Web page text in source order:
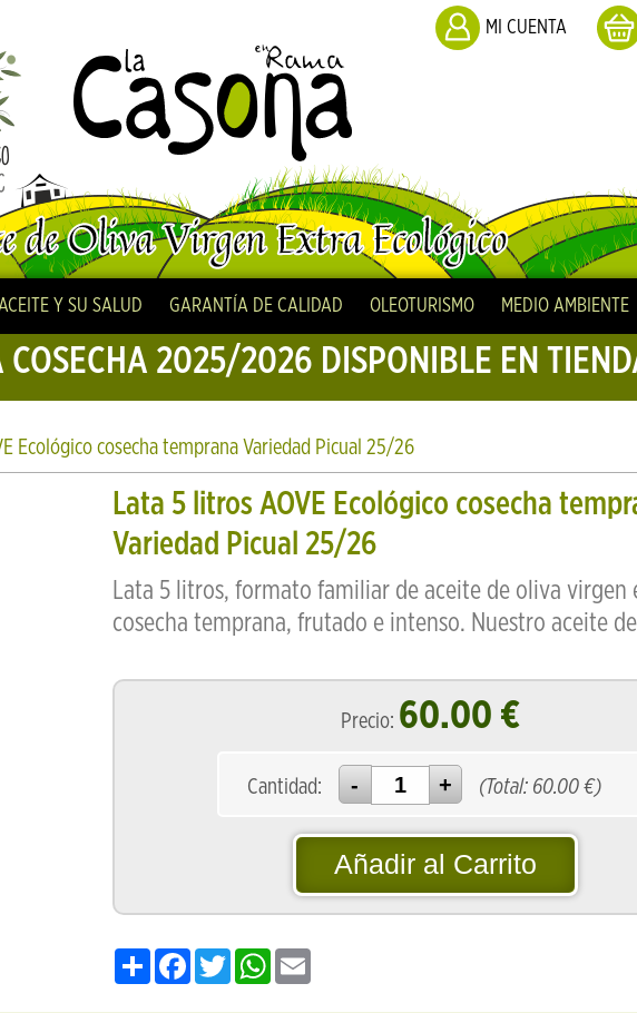
MI CUENTA
Y SU SALUD GARANTÍA DE CALIDAD OLEOTURISMO MEDIO AMBIENTE
COSECHA 2025/2026 DISPONIBLE EN
Ecológico cosecha temprana Variedad Picual 25/26
Lata 5 litros AOVE Ecológico cosecha
Variedad Picual 25/26
Lata 5 litros, formato familiar de aceite de oliva virgen
cosecha temprana, frutado e intenso. Nuestro aceite
Precio: 60.00 €
Cantidad: (Total: 60.00€)
Añadir al Carrito
Share Facebook
TwitterWhatsApp